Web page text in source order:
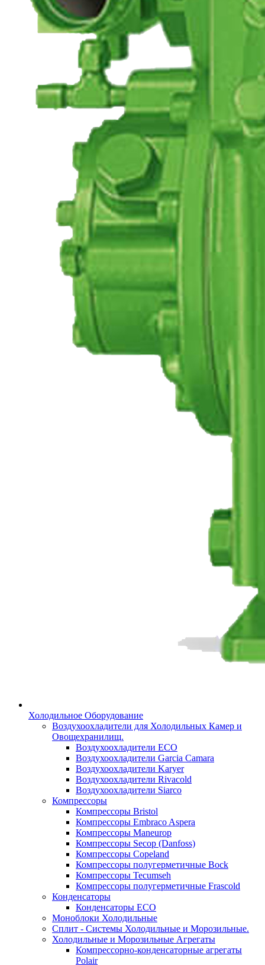
Холодильное Оборудование
Воздухоохладители для Холодильных Камер и
Овощехранилищ.
Воздухоохладители ECO
Воздухоохладители Garcia Camara
Воздухоохладители Karyer
Воздухоохладители Rivacold
Воздухоохладители Siarco
Компрессоры
Компрессоры Bristol
Компрессоры Embraco Aspera
Компрессоры Maneurop
Компрессоры Secop (Danfoss)
Компрессоры Copeland
Компрессоры полугерметичные Bock
Компрессоры Tecumseh
Компрессоры полугерметичные Frascold
Конденсаторы
Конденсаторы ECO
Моноблоки Холодильные
Сплит - Системы Холодильные и Морозильные.
Холодильные и Морозильные Агрегаты
Компрессорно-конденсаторные агрегаты
Polair